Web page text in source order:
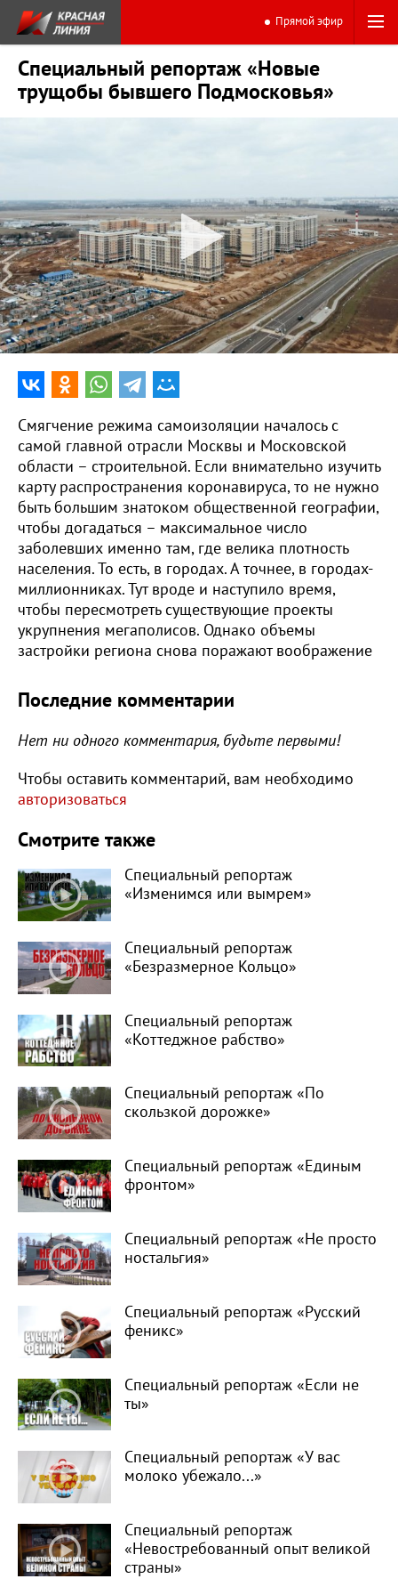
Прямой эфир
Специальный репортаж «Новые
трущобы бывшего Подмосковья»
0:00 13:15
Смягчение режима самоизоляции началось с
самой главной отрасли Москвы и Московской
области – строительной. Если внимательно изучить
карту распространения коронавируса, то не нужно
быть большим знатоком общественной географии,
чтобы догадаться – максимальное число
заболевших именно там, где велика плотность
населения. То есть, в городах. А точнее, в городах-
миллионниках. Тут вроде и наступило время,
чтобы пересмотреть существующие проекты
укрупнения мегаполисов. Однако объемы
застройки региона снова поражают воображение
Последние комментарии
Нет ни одного комментария, будьте первыми!
Чтобы оставить комментарий, вам необходимо
авторизоваться
Смотрите также
Специальный репортаж
«Изменимся или вымрем»
Специальный репортаж
«Безразмерное Кольцо»
Специальный репортаж
«Коттеджное рабство»
Специальный репортаж «По
скользкой дорожке»
Специальный репортаж «Единым
фронтом»
Специальный репортаж «Не просто
ностальгия»
Специальный репортаж «Русский
феникс»
Специальный репортаж «Если не
ты»
Специальный репортаж «У вас
молоко убежало...»
Специальный репортаж
«Невостребованный опыт великой
страны»